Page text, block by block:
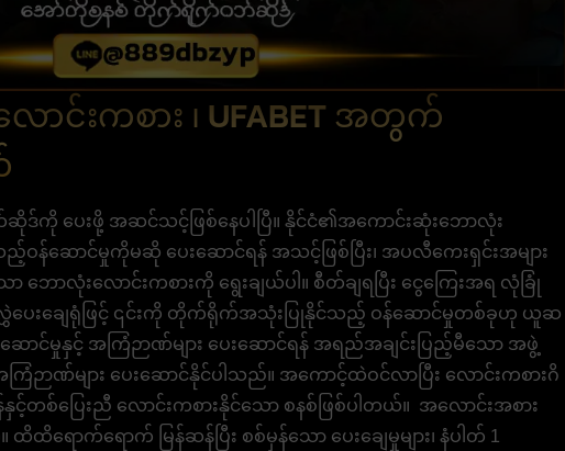
င်းကစား ၊ UFABET အတွက်
ကို ပေးဖို့ အဆင်သင့်ဖြစ်နေပါပြီ။ နိုင်ငံ၏အကောင်းဆုံးဘောလုံး
န်ဆောင်မှုကိုမဆို ပေးဆောင်ရန် အသင့်ဖြစ်ပြီး၊ အပလီကေးရှင်းအများ
ောလုံးလောင်းကစားကို ရွေးချယ်ပါ။ စီတ်ချရပြီး ငွေကြေးအရ လုံခြုံ
ပေးချေရုံဖြင့် ၎င်းကို တိုက်ရိုက်အသုံးပြုနိုင်သည့် ဝန်ဆောင်မှုတစ်ခုဟု ယူဆ
ောင်မှုနှင့် အကြံဉာဏ်များ ပေးဆောင်ရန် အရည်အချင်းပြည့်မီသော အဖွဲ့
ြံဉာဏ်များ ပေးဆောင်နိုင်ပါသည်။ အကောင့်ထဲဝင်လာပြီး လောင်းကစားဂိ
န်နှင့်တစ်ပြေးညီ လောင်းကစားနိုင်သော စနစ်ဖြစ်ပါတယ်။ အလောင်းအစား
ထိရောက်ရောက် မြန်ဆန်ပြီး စစ်မှန်သော ပေးချေမှုများ၊ နံပါတ် 1